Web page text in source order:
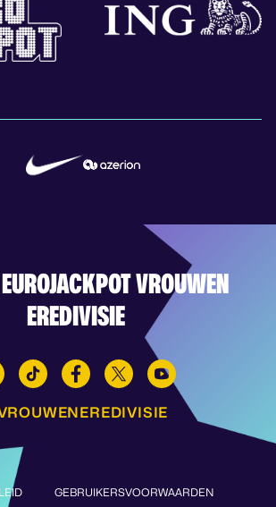
VROUWEN
EREDIVISIE
GEBRUIKERSVOORWAARDEN